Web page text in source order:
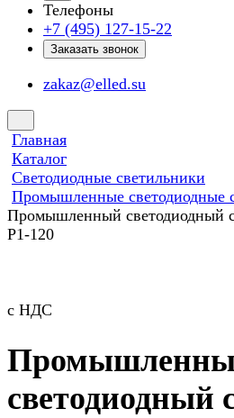
Телефоны
+7 (495) 127-15-22
Заказать звонок
zakaz@elled.su
Главная
Каталог
Светодиодные светильники
Промышленные светодиодные
Промышленный светодиодный
P1-120
с НДС
светодиодный